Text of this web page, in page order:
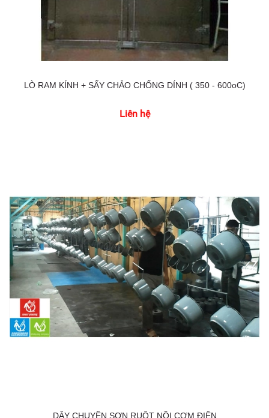
LÒ RAM KÍNH + SẤY CHẢO CHỐNG DÍNH ( 350 - 600oC)
Liên hệ
DÂY CHUYỀN SƠN RUỘT NỒI CƠM ĐIỆN